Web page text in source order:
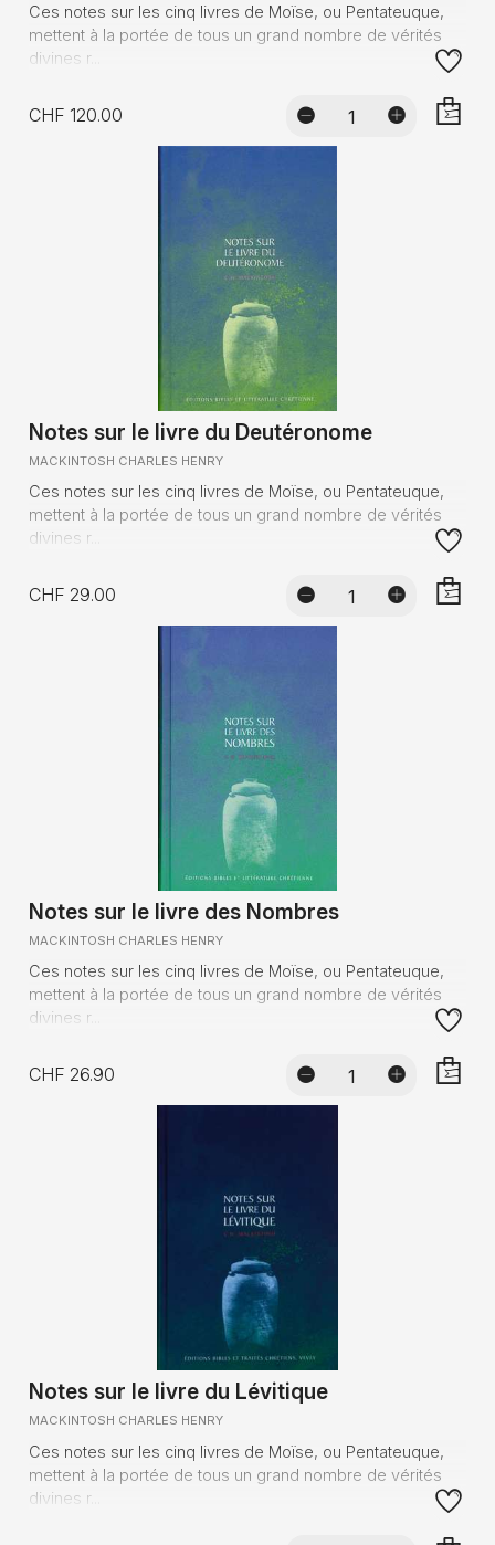
Ces notes sur les cinq livres de Moïse, ou Pentateuque,
mettent à la portée de tous un grand nombre de vérités
divines r...
CHF 120.00
Notes sur le livre du Deutéronome
MACKINTOSH CHARLES HENRY
Ces notes sur les cinq livres de Moïse, ou Pentateuque,
mettent à la portée de tous un grand nombre de vérités
divines r...
CHF 29.00
Notes sur le livre des Nombres
MACKINTOSH CHARLES HENRY
Ces notes sur les cinq livres de Moïse, ou Pentateuque,
mettent à la portée de tous un grand nombre de vérités
divines r...
CHF 26.90
Notes sur le livre du Lévitique
MACKINTOSH CHARLES HENRY
Ces notes sur les cinq livres de Moïse, ou Pentateuque,
mettent à la portée de tous un grand nombre de vérités
divines r...